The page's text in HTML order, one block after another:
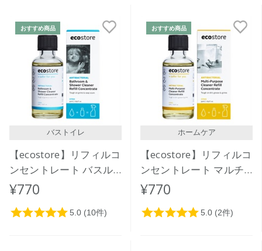
発売日順
価格が安い
価格が高い
レビューが多い順
人気順
おすすめ商品
バストイレ
【ecostore】リフィルコ
ンセントレート バスル
ームクリーナー＜シトラ
¥770
おすすめ商品
ホームケア
【ecostore】リフィルコ
ンセントレート マルチ
クリーナー＜シトラス＞
¥770